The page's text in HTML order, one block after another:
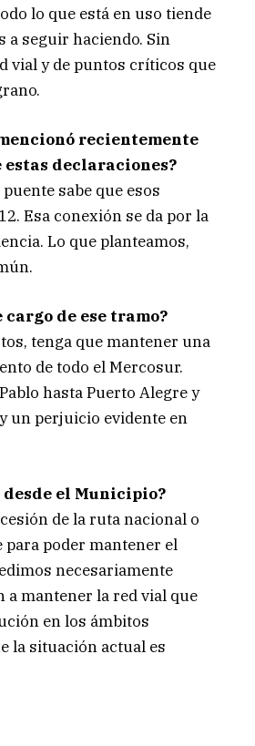
lo que está en uso tiende
a seguir haciendo. Sin
vial y de puntos críticos que
recientemente
estas declaraciones?
sabe que esos
Esa conexión se da por la
Lo que planteamos,
de ese tramo?
tenga que mantener una
de todo el Mercosur.
hasta Puerto Alegre y
un perjuicio evidente en
el Municipio?
de la ruta nacional o
para poder mantener el
necesariamente
a mantener la red vial que
en los ámbitos
la situación actual es